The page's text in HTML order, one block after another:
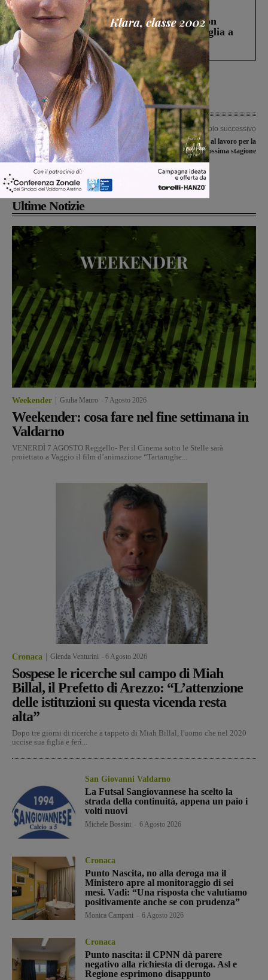
Cronaca 3 Agosto 2026
Scomparso da una struttura di Castiglion
Fiorentino l’uomo che aveva ucciso la figlia a
Levane nel 2020
Articolo precedente
Sul sentiero della memoria,
ripercorrendo le tappe della
Resistenza. Attraverso le balze e la
Articolo successivo
La Vigor Rignano al lavoro per la
prossima stagione
Ultime Notizie
Weekender Giulia Mauro 7 Agosto 2026
Weekender: cosa fare nel fine settimana in
Valdarno
VENERDÌ 7 AGOSTO Reggello- Per il Cinema sotto le Stelle sarà
proiettato a Vaggio il film d’animazione “Tartarughe...
Cronaca Glenda Venturini 6 Agosto 2026
Sospese le ricerche sul campo di Miah
Billal, il Prefetto di Arezzo: “L’attenzione
delle istituzioni su questa vicenda resta
alta”
Dopo tre giorni di ricerche a tappeto di Miah Billal, l'uomo che nel 2020
uccise sua figlia e ferì...
San Giovanni Valdarno
La Futsal Sangiovannese ha scelto la
strada della continuità, appena un paio i
volti nuovi
Michele Bossini 6 Agosto 2026
Cronaca
Punto Nascita, no alla deroga ma il
Ministero apre al monitoraggio di sei
mesi. Vadi: “Una risposta che valutiamo
positivamente anche se con prudenza”
Monica Campani 6 Agosto 2026
Cronaca
Punto nascita: il CPNN dà parere
negativo alla richiesta di deroga. Asl e
Regione esprimono disappunto